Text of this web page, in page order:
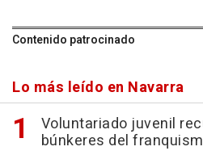
Contenido patrocinado
Lo más leído en Navarra
Voluntariado juvenil
búnkeres del